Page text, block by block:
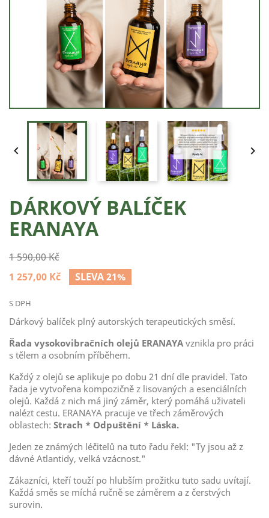
 
DÁRKOVÝ BALÍČEK
ERANAYA
1 590,00 Kč
1 257,00 Kč
SLEVA 21%
S DPH
Dárkový balíček plný autorských terapeutických směsí.
Řada vysokovibračních olejů ERANAYA vznikla pro práci
s tělem a osobním příběhem.
Každý z olejů se aplikuje po dobu 21 dní dle pravidel. Tato
řada je vytvořena kompozičně z lisovaných a esenciálních
olejů. Každá z nich má jiný záměr, který pomáhá uživateli
nalézt cestu. ERANAYA pracuje ve třech záměrových
oblastech: Strach * Odpuštění * Láska.
Jeden ze známých léčitelů na tuto řadu řekl: "Ty jsou až z
dávné Atlantidy, velká vzácnost."
Zákazníci, kteří touží po hlubším prožitku tuto sadu uvítají.
Každá směs se míchá ručně se záměrem a z čerstvých
surovin.